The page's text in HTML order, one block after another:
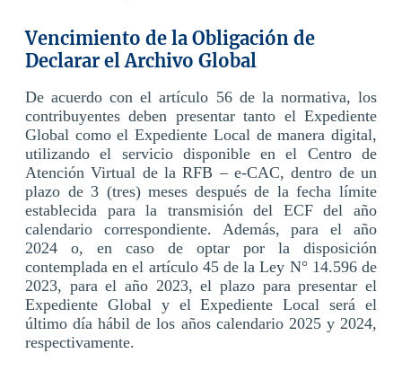
Vencimiento de la Obligación de
Declarar el Archivo Global
De acuerdo con el artículo 56 de la normativa, los
contribuyentes deben presentar tanto el Expediente
Global como el Expediente Local de manera digital,
utilizando el servicio disponible en el Centro de
Atención Virtual de la RFB – e-CAC, dentro de un
plazo de 3 (tres) meses después de la fecha límite
establecida para la transmisión del ECF del año
calendario correspondiente. Además, para el año
2024 o, en caso de optar por la disposición
contemplada en el artículo 45 de la Ley N° 14.596 de
2023, para el año 2023, el plazo para presentar el
Expediente Global y el Expediente Local será el
último día hábil de los años calendario 2025 y 2024,
respectivamente.